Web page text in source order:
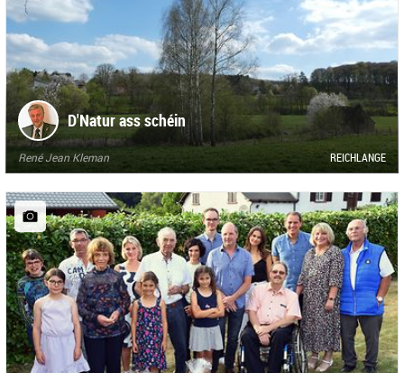
D'Natur ass schéin
René Jean Kleman REICHLANGE